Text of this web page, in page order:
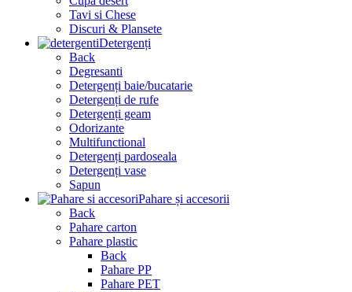
Tavi si Chese
Discuri & Plansete
Detergenți
Back
Degresanti
Detergenți baie/bucatarie
Detergenți de rufe
Detergenți geam
Odorizante
Multifunctional
Detergenți pardoseala
Detergenți vase
Sapun
Pahare și accesorii
Back
Pahare carton
Pahare plastic
Back
Pahare PP
Pahare PET